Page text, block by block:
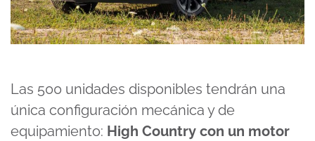
Las 500 unidades disponibles tendrán una
única configuración mecánica y de
equipamiento: High Country con un motor